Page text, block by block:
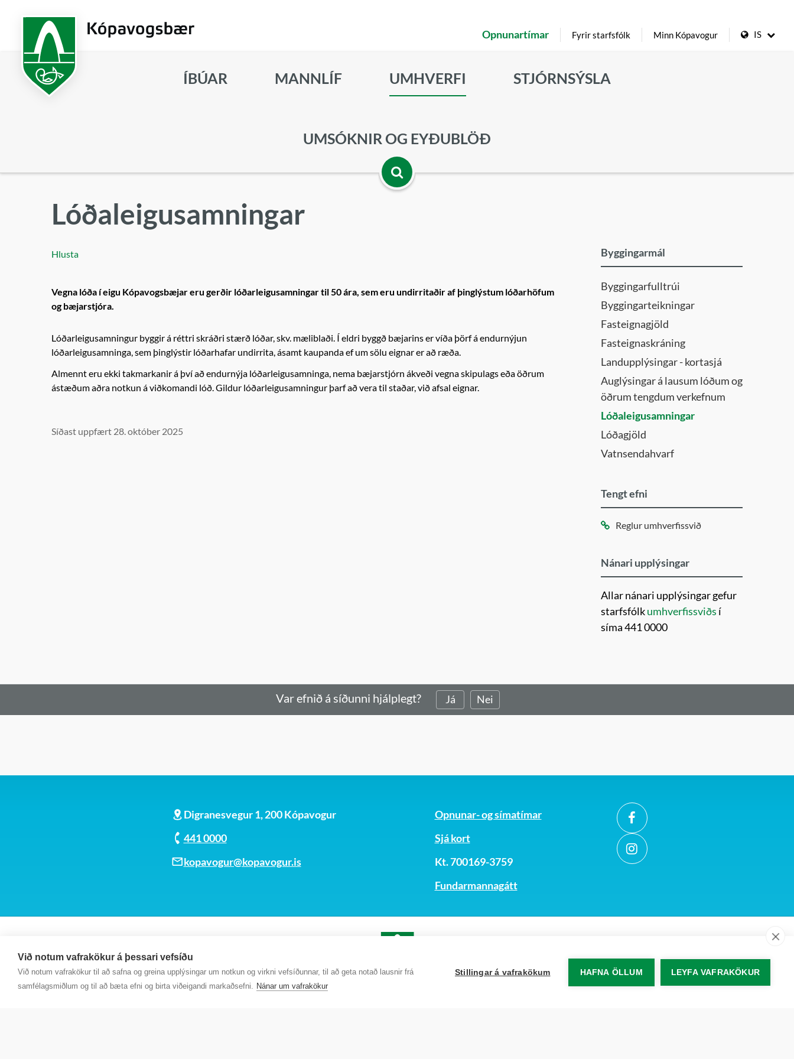
Við notum vafrakökur á þessari vefsíðu
Við notum vafrakökur til að safna og greina upplýsingar um notkun og virkni vefsíðunnar, til að geta notað lausnir frá
samfélagsmiðlum og til að bæta efni og birta viðeigandi markaðsefni. Nánar um vafrakökur
Stillingar á vafrakökum HAFNA ÖLLUM LEYFA VAFRAKÖKUR
ÍBÚAR MANNLÍF UMHVERFI STJÓRNSÝSLA
UMSÓKNIR OG EYÐUBLÖÐ
Opna
Opnunartímar Fyrir starfsfólk Minn Kópavogur IS
Lóðaleigusamningar
Hlusta
Vegna lóða í eigu Kópavogsbæjar eru gerðir lóðarleigusamningar til 50 ára, sem eru undirritaðir af þinglýstum lóðarhöfum
og bæjarstjóra.
Lóðarleigusamningur byggir á réttri skráðri stærð lóðar, skv. mæliblaði. Í eldri byggð bæjarins er víða þörf á endurnýjun
lóðarleigusamninga, sem þinglýstir lóðarhafar undirrita, ásamt kaupanda ef um sölu eignar er að ræða.
Almennt eru ekki takmarkanir á því að endurnýja lóðarleigusamninga, nema bæjarstjórn ákveði vegna skipulags eða öðrum
ástæðum aðra notkun á viðkomandi lóð. Gildur lóðarleigusamningur þarf að vera til staðar, við afsal eignar.
Síðast uppfært 28. október 2025
Byggingarmál
Byggingarfulltrúi
Byggingarteikningar
Fasteignagjöld
Fasteignaskráning
Landupplýsingar - kortasjá
Auglýsingar á lausum lóðum og
öðrum tengdum verkefnum
Lóðaleigusamningar
Lóðagjöld
Vatnsendahvarf
Tengt efni
Reglur umhverfissvið
Nánari upplýsingar
Allar nánari upplýsingar gefur
starfsfólkumhverfissviðs í
síma 441 0000
Var efnið á síðunni hjálplegt? Já Nei
Digranesvegur 1, 200 Kópavogur
441 0000
kopavogur@kopavogur.is
Opnunar- og símatímar
Sjá kort
Kt. 700169-3759
Fundarmannagátt